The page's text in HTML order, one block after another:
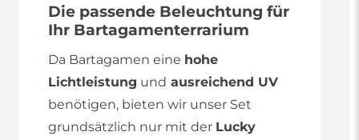
Die passende Beleuchtung für
Ihr Bartagamenterrarium
Da Bartagamen eine hohe
Lichtleistung und ausreichend UV
benötigen, bieten wir unser Set
grundsätzlich nur mit der Lucky